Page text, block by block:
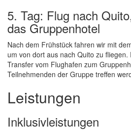
5. Tag: Flug nach
das Gruppenhotel
Nach dem Frühstück fahren wir mit
um von dort aus nach Quito zu
Transfer vom Flughafen zum
Teilnehmenden der Gruppe treffen
Leistungen
Inklusivleistungen